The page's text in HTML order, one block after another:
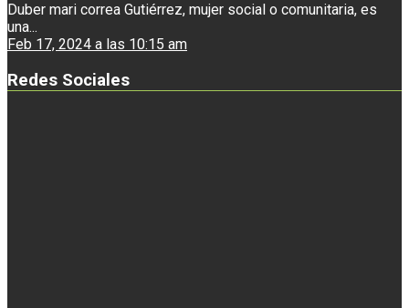
Duber mari correa Gutiérrez, mujer social o comunitaria, es
una...
Feb 17, 2024 a las 10:15 am
Redes Sociales